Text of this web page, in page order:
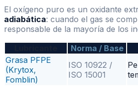
El oxígeno puro es un oxidante
adiabática: cuando el gas se
responsable de la mayoría de los
Norma / Base
Grasa PFPE
(Krytox,
Fomblin)
ISO 10922 /
ISO 15001